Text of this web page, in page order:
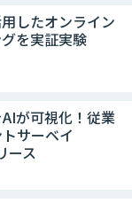
したオンライン
を実証実験
が可視化！従業
サーベイ
ース